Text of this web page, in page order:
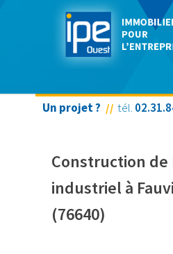
Un projet ? tél.
SCI DU PARC –
Construction
industriel à
(76640)